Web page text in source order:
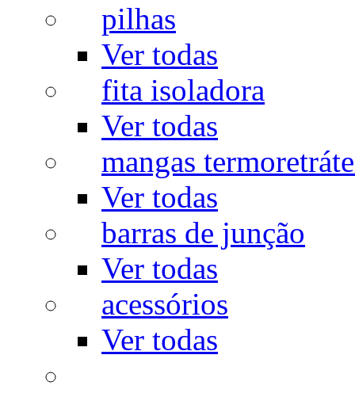
pilhas
Ver todas
fita isoladora
Ver todas
mangas
Ver todas
barras de junção
Ver todas
acessórios
Ver todas